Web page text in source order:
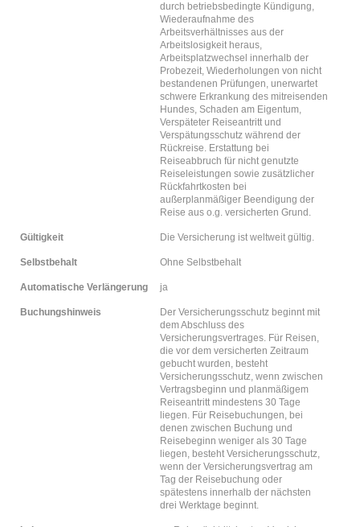
durch betriebsbedingte Kündigung,
Wiederaufnahme des
Arbeitsverhältnisses aus der
Arbeitslosigkeit heraus,
Arbeitsplatzwechsel innerhalb der
Probezeit, Wiederholungen von nicht
bestandenen Prüfungen, unerwartet
schwere Erkrankung des mitreisenden
Hundes, Schaden am Eigentum,
Verspäteter Reiseantritt und
Verspätungsschutz während der
Rückreise. Erstattung bei
Reiseabbruch für nicht genutzte
Reiseleistungen sowie zusätzlicher
Rückfahrtkosten bei
außerplanmäßiger Beendigung der
Reise aus o.g. versicherten Grund.
Gültigkeit Die Versicherung ist weltweit gültig.
Selbstbehalt Ohne Selbstbehalt
Automatische Verlängerung ja
Buchungshinweis
Der Versicherungsschutz beginnt mit
dem Abschluss des
Versicherungsvertrages. Für Reisen,
die vor dem versicherten Zeitraum
gebucht wurden, besteht
Versicherungsschutz, wenn zwischen
Vertragsbeginn und planmäßigem
Reiseantritt mindestens 30 Tage
liegen. Für Reisebuchungen, bei
denen zwischen Buchung und
Reisebeginn weniger als 30 Tage
liegen, besteht Versicherungsschutz,
wenn der Versicherungsvertrag am
Tag der Reisebuchung oder
spätestens innerhalb der nächsten
drei Werktage beginnt.